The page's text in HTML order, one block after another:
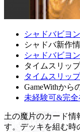
シャドバビヨ
シャドバ新作
シャドバビヨ
タイムスリッ
タイムスリッ
GameWithから
未経験可&完全
土の魔片のカード情
す。デッキを組む時